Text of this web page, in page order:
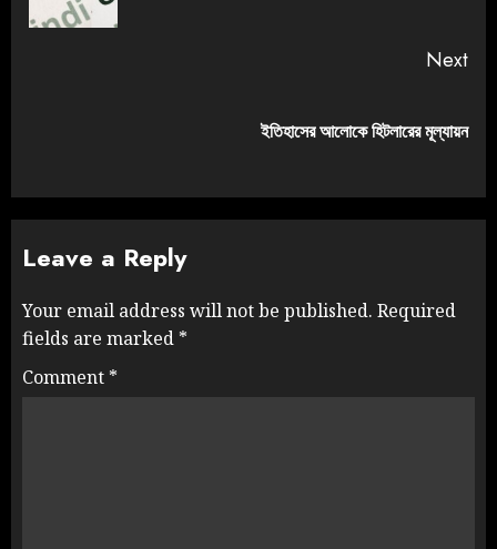
Next
ইতিহাসের আলোকে হিটলারের মূল্যায়ন
Leave a Reply
Your email address will not be published. Required
fields are marked *
Comment *